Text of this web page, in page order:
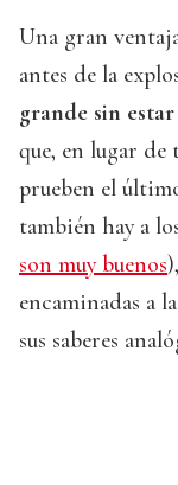
Una gran
antes de la
grande sin
que, en lugar de
prueben el
también hay a
son muy buenos
encaminadas a
sus saberes